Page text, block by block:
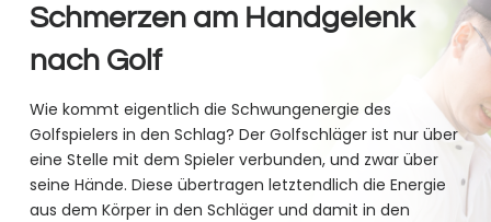
Schmerzen am Handgelenk
nach Golf
Wie kommt eigentlich die Schwungenergie des
Golfspielers in den Schlag? Der Golfschläger ist nur über
eine Stelle mit dem Spieler verbunden, und zwar über
seine Hände. Diese übertragen letztendlich die Energie
aus dem Körper in den Schläger und damit in den